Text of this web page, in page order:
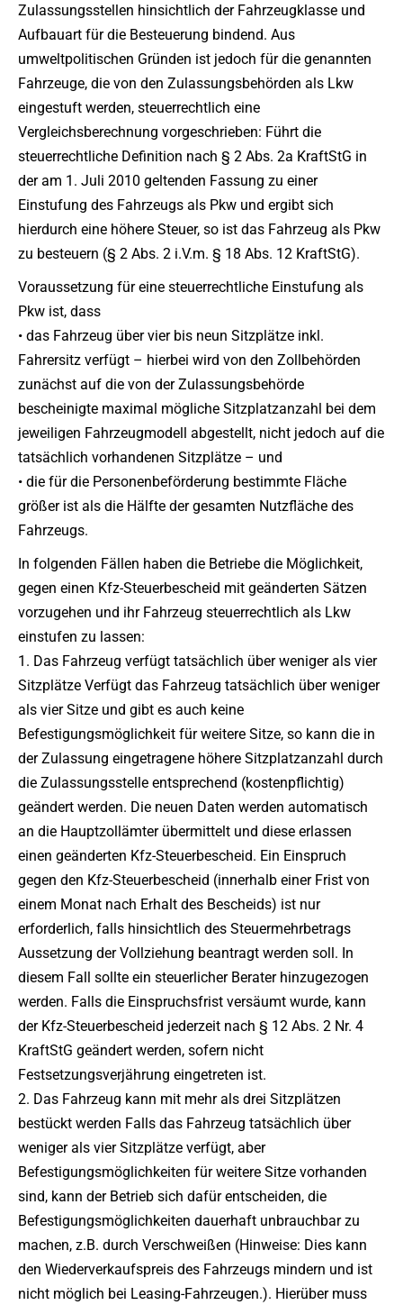
Zulassungsstellen hinsichtlich der Fahrzeugklasse und
Aufbauart für die Besteuerung bindend. Aus
umweltpolitischen Gründen ist jedoch für die genannten
Fahrzeuge, die von den Zulassungsbehörden als Lkw
eingestuft werden, steuerrechtlich eine
Vergleichsberechnung vorgeschrieben: Führt die
steuerrechtliche Definition nach § 2 Abs. 2a KraftStG in
der am 1. Juli 2010 geltenden Fassung zu einer
Einstufung des Fahrzeugs als Pkw und ergibt sich
hierdurch eine höhere Steuer, so ist das Fahrzeug als Pkw
zu besteuern (§ 2 Abs. 2 i.V.m. § 18 Abs. 12 KraftStG).
Voraussetzung für eine steuerrechtliche Einstufung als
Pkw ist, dass
• das Fahrzeug über vier bis neun Sitzplätze inkl.
Fahrersitz verfügt – hierbei wird von den Zollbehörden
zunächst auf die von der Zulassungsbehörde
bescheinigte maximal mögliche Sitzplatzanzahl bei dem
jeweiligen Fahrzeugmodell abgestellt, nicht jedoch auf die
tatsächlich vorhandenen Sitzplätze – und
• die für die Personenbeförderung bestimmte Fläche
größer ist als die Hälfte der gesamten Nutzfläche des
Fahrzeugs.
In folgenden Fällen haben die Betriebe die Möglichkeit,
gegen einen Kfz-Steuerbescheid mit geänderten Sätzen
vorzugehen und ihr Fahrzeug steuerrechtlich als Lkw
einstufen zu lassen:
1. Das Fahrzeug verfügt tatsächlich über weniger als vier
Sitzplätze Verfügt das Fahrzeug tatsächlich über weniger
als vier Sitze und gibt es auch keine
Befestigungsmöglichkeit für weitere Sitze, so kann die in
der Zulassung eingetragene höhere Sitzplatzanzahl durch
die Zulassungsstelle entsprechend (kostenpflichtig)
geändert werden. Die neuen Daten werden automatisch
an die Hauptzollämter übermittelt und diese erlassen
einen geänderten Kfz-Steuerbescheid. Ein Einspruch
gegen den Kfz-Steuerbescheid (innerhalb einer Frist von
einem Monat nach Erhalt des Bescheids) ist nur
erforderlich, falls hinsichtlich des Steuermehrbetrags
Aussetzung der Vollziehung beantragt werden soll. In
diesem Fall sollte ein steuerlicher Berater hinzugezogen
werden. Falls die Einspruchsfrist versäumt wurde, kann
der Kfz-Steuerbescheid jederzeit nach § 12 Abs. 2 Nr. 4
KraftStG geändert werden, sofern nicht
Festsetzungsverjährung eingetreten ist.
2. Das Fahrzeug kann mit mehr als drei Sitzplätzen
bestückt werden Falls das Fahrzeug tatsächlich über
weniger als vier Sitzplätze verfügt, aber
Befestigungsmöglichkeiten für weitere Sitze vorhanden
sind, kann der Betrieb sich dafür entscheiden, die
Befestigungsmöglichkeiten dauerhaft unbrauchbar zu
machen, z.B. durch Verschweißen (Hinweise: Dies kann
den Wiederverkaufspreis des Fahrzeugs mindern und ist
nicht möglich bei Leasing-Fahrzeugen.). Hierüber muss